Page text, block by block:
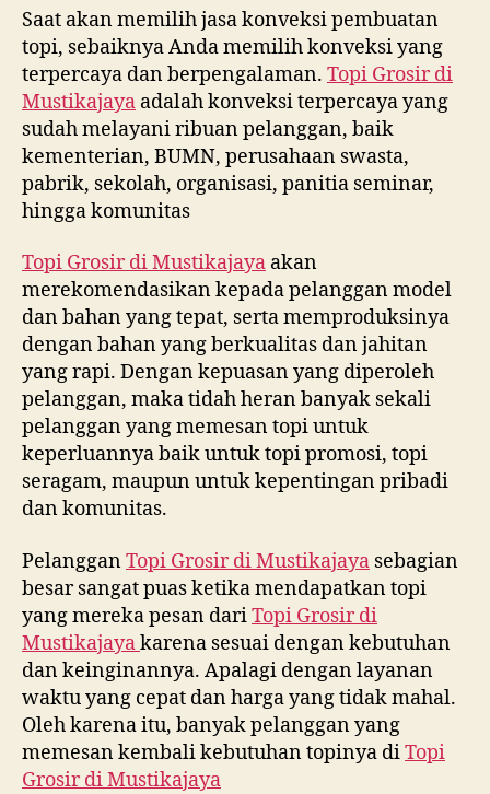
6854
Saat akan memilih jasa konveksi pembuatan
topi, sebaiknya Anda memilih konveksi yang
terpercaya dan berpengalaman. Topi Grosir di
Mustikajaya adalah konveksi terpercaya yang
sudah melayani ribuan pelanggan, baik
kementerian, BUMN, perusahaan swasta,
pabrik, sekolah, organisasi, panitia seminar,
hingga komunitas
Topi Grosir diMustikajaya akan
merekomendasikan kepada pelanggan model
dan bahan yang tepat, serta memproduksinya
dengan bahan yang berkualitas dan jahitan
yang rapi. Dengan kepuasan yang diperoleh
pelanggan, maka tidah heran banyak sekali
pelanggan yang memesan topi untuk
keperluannya baik untuk topi promosi, topi
seragam, maupun untuk kepentingan pribadi
dan komunitas.
PelangganTopi Grosir diMustikajaya sebagian
besar sangat puas ketika mendapatkan topi
yang mereka pesan dariTopi Grosir di
Mustikajayakarena sesuai dengan kebutuhan
dan keinginannya. Apalagi dengan layanan
waktu yang cepat dan harga yang tidak mahal.
Oleh karena itu, banyak pelanggan yang
memesan kembali kebutuhan topinya diTopi
Grosir diMustikajaya